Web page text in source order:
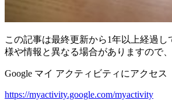
この記事は最終更新から1年以上経過し
様や情報と異なる場合がありますので
Google マイ アクティビティにアクセス
https://myactivity.google.com/myactivity